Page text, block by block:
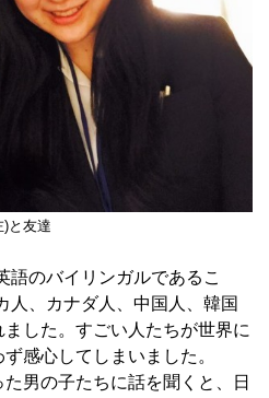
)と友達
語のバイリンガルであるこ
人、カナダ人、中国人、韓国
した。すごい人たちが世界に
感心してしまいました。
男の子たちに話を聞くと、日